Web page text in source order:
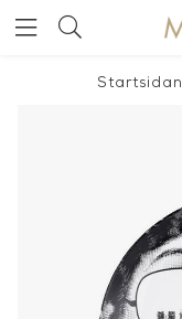
Startsidan